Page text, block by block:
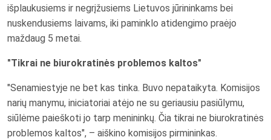
išplaukusiems ir negrįžusiems Lietuvos jūrininkams bei
nuskendusiems laivams, iki paminklo atidengimo praėjo
maždaug 5 metai.
"Tikrai ne biurokratinės problemos kaltos"
"Senamiestyje ne bet kas tinka. Buvo nepataikyta. Komisijos
narių manymu, iniciatoriai atėjo ne su geriausiu pasiūlymu,
siūlėme paieškoti jo tarp menininkų. Čia tikrai ne biurokratinės
problemos kaltos", – aiškino komisijos pirmininkas.